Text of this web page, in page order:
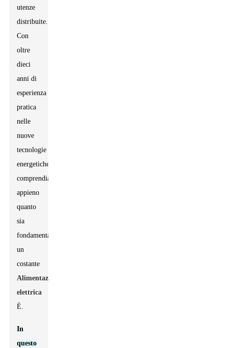
utenze
distribuite.
Con
oltre
dieci
anni di
esperienza
pratica
nelle
nuove
tecnologie
energetiche,
comprendiamo
appieno
quanto
sia
fondamentale
un
costante
Alimentazione
elettrica
È.
In
questo